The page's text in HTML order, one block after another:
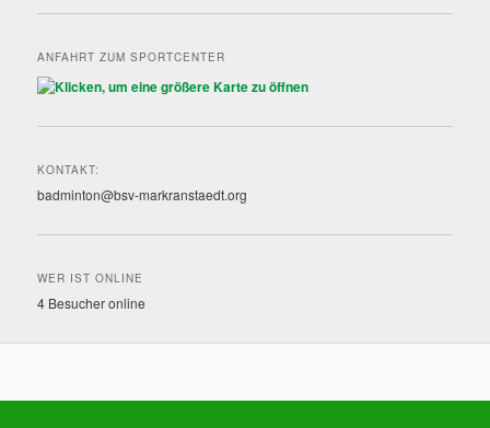
ANFAHRT ZUM SPORTCENTER
KONTAKT:
badminton@bsv-markranstaedt.org
WER IST ONLINE
4 Besucher online